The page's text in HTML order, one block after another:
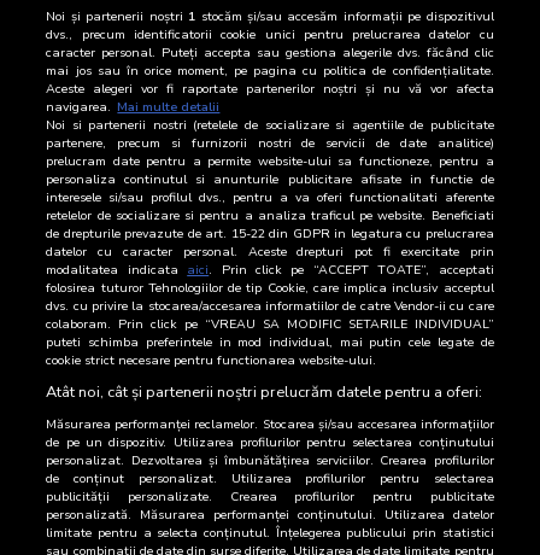
17 Iulie 2026 5.158
16 Iulie 2026 5.180
15 Iulie 2026
14 Iulie 2026 7.567
13 Iulie 2026 10.852
12 Iulie 2026 2.602
11 Iulie 2026 4.140
10 Iulie 2026 4.840
9 Iulie 2026 4.327
Noi și partenerii noștri 1 stocăm și/sau accesăm informații pe dispozitivul
dvs., precum identificatorii cookie unici pentru prelucrarea datelor cu
caracter personal. Puteți accepta sau gestiona alegerile dvs. făcând clic
mai jos sau în orice moment, pe pagina cu politica de confidențialitate.
Aceste alegeri vor fi raportate partenerilor noștri și nu vă vor afecta
navigarea. Mai multe detalii
Noi si partenerii nostri (retelele de socializare si agentiile de publicitate
partenere, precum si furnizorii nostri de servicii de date analitice)
prelucram date pentru a permite website-ului sa functioneze, pentru a
personaliza continutul si anunturile publicitare afisate in functie de
interesele si/sau profilul dvs., pentru a va oferi functionalitati aferente
retelelor de socializare si pentru a analiza traficul pe website. Beneficiati
de drepturile prevazute de art. 15-22 din GDPR in legatura cu prelucrarea
datelor cu caracter personal. Aceste drepturi pot fi exercitate prin
modalitatea indicata aici. Prin click pe “ACCEPT TOATE”, acceptati
folosirea tuturor Tehnologiilor de tip Cookie, care implica inclusiv acceptul
dvs. cu privire la stocarea/accesarea informatiilor de catre Vendor-ii cu care
colaboram. Prin click pe “VREAU SA MODIFIC SETARILE INDIVIDUAL”
puteti schimba preferintele in mod individual, mai putin cele legate de
cookie strict necesare pentru functionarea website-ului.
Atât noi, cât și partenerii noștri prelucrăm datele pentru a oferi:
Măsurarea performanței reclamelor. Stocarea și/sau accesarea informațiilor
de pe un dispozitiv. Utilizarea profilurilor pentru selectarea conținutului
personalizat. Dezvoltarea și îmbunătățirea serviciilor. Crearea profilurilor
de conținut personalizat. Utilizarea profilurilor pentru selectarea
publicității personalizate. Crearea profilurilor pentru publicitate
personalizată. Măsurarea performanței conținutului. Utilizarea datelor
limitate pentru a selecta conținutul. Înțelegerea publicului prin statistici
sau combinații de date din surse diferite. Utilizarea de date limitate pentru